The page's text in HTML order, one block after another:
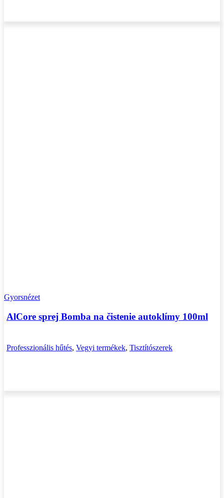
Gyorsnézet
AlCore sprej Bomba na čistenie autoklímy 100ml
Professzionális hűtés, Vegyi termékek, Tisztítószerek